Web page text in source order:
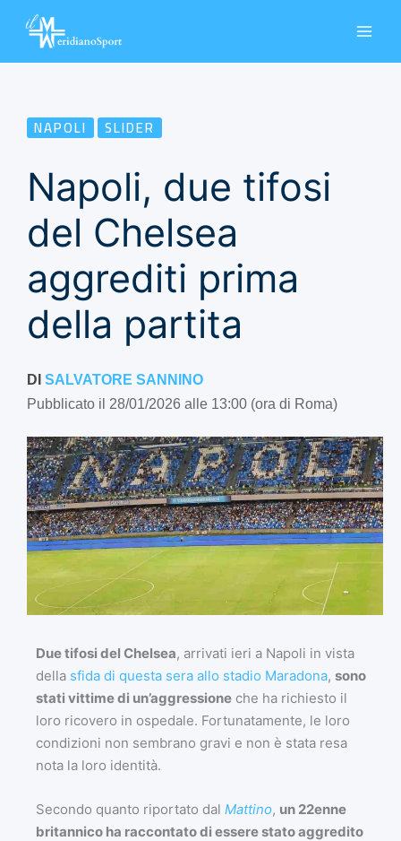
NAPOLI SLIDER
Napoli, due tifosi
del Chelsea
aggrediti prima
della partita
DI SALVATORE SANNINO
Pubblicato il 28/01/2026 alle 13:00 (ora di Roma)
Due tifosi del Chelsea, arrivati ieri a Napoli in vista
della sfida di questa sera allo stadio Maradona, sono
stati vittime di un’aggressione che ha richiesto il
loro ricovero in ospedale. Fortunatamente, le loro
condizioni non sembrano gravi e non è stata resa
nota la loro identità.
Secondo quanto riportato dal Mattino, un 22enne
britannico ha raccontato di essere stato aggredito